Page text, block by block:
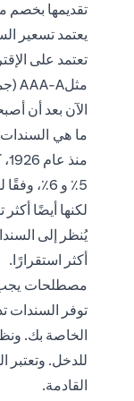
تقديمها بخصم
يعتمد تسعير
تعتمد على
مثلAAA-A (جميع درجات الاستثمار) و BAA / BBB (استثمار) و BB و B و CCC-D و D (متعثرة).
الآن بعد أن
ما هي
5٪ و 6٪،
لكنها أيضًا
يُنظر إلى
أكثر استقرارًا.
مصطلحات يجب
توفر السندات
الخاصة بك.
للدخل. وتعتبر
القادمة.